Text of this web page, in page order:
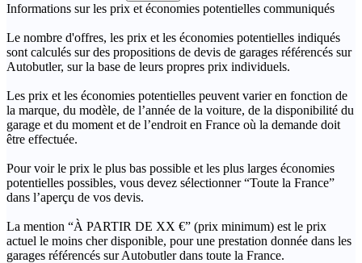
Informations sur les prix et économies potentielles communiqués
Le nombre d'offres, les prix et les économies potentielles indiqués
sont calculés sur des propositions de devis de garages référencés sur
Autobutler, sur la base de leurs propres prix individuels.
Les prix et les économies potentielles peuvent varier en fonction de
la marque, du modèle, de l’année de la voiture, de la disponibilité du
garage et du moment et de l’endroit en France où la demande doit
être effectuée.
Pour voir le prix le plus bas possible et les plus larges économies
potentielles possibles, vous devez sélectionner “Toute la France”
dans l’aperçu de vos devis.
La mention “À PARTIR DE XX €” (prix minimum) est le prix
actuel le moins cher disponible, pour une prestation donnée dans les
garages référencés sur Autobutler dans toute la France.